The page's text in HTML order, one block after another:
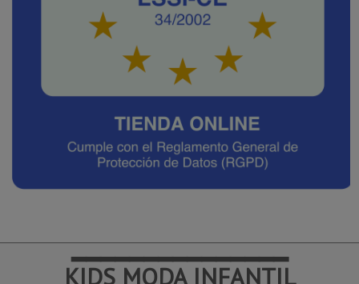
━━━━━━━━━━━━━━━
KIDS MODA INFANTIL